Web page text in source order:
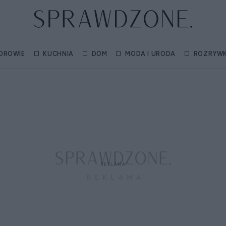
KUCHNIA DOM MODA I URODA